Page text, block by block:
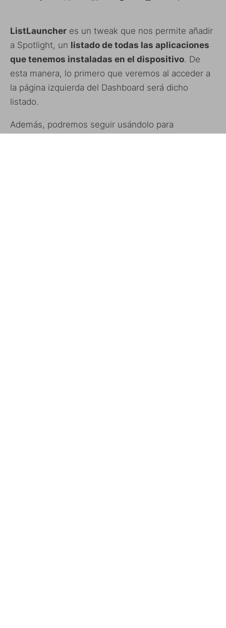
ListLauncher es un tweak que nos permite añadir
a Spotlight, un listado de todas las aplicaciones
que tenemos instaladas en el dispositivo. De
esta manera, lo primero que veremos al acceder a
la página izquierda del Dashboard será dicho
listado.
Además, podremos seguir usándolo para